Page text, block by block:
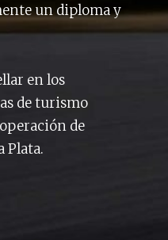
un diploma y
en los
de turismo
de
Plata.